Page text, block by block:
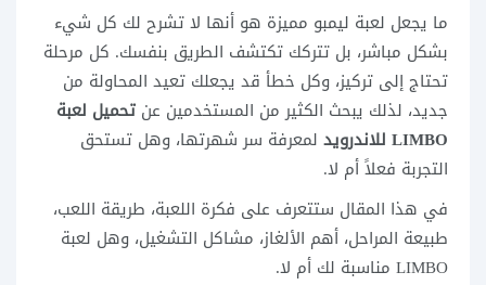
ما يجعل لعبة ليمبو مميزة هو أنها لا تشرح لك كل شيء
بشكل مباشر، بل تتركك تكتشف الطريق بنفسك. كل مرحلة
تحتاج إلى تركيز، وكل خطأ قد يجعلك تعيد المحاولة من
جديد، لذلك يبحث الكثير من المستخدمين عن تحميل لعبة
LIMBO للاندرويد
لمعرفة سر شهرتها، وهل تستحق
التجربة فعلاً أم لا.
في هذا المقال ستتعرف على فكرة اللعبة، طريقة اللعب،
طبيعة المراحل، أهم الألغاز، مشاكل التشغيل، وهل لعبة
LIMBO مناسبة لك أم لا.